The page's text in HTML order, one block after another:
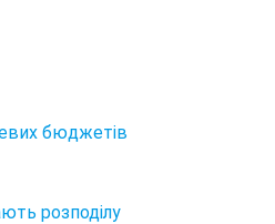
бюджетів
розподілу